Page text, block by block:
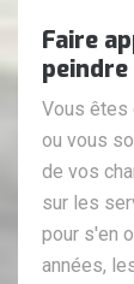
Faire
Vous êtes
ou vous
de vos
sur les
pour s'en
années,